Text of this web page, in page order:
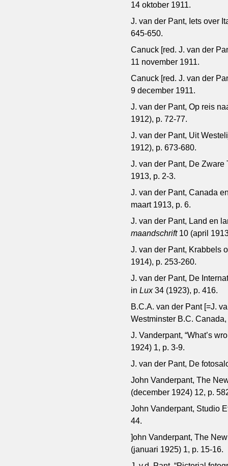
14 oktober 1911.
J. van der Pant, Iets over
645-650.
Canuck [red. J. van der
11 november 1911.
Canuck [red. J. van der
9 december 1911.
J. van der Pant, Op reis
1912), p. 72-77.
J. van der Pant, Uit
1912), p. 673-680.
J. van der Pant, De Zware
1913, p. 2-3.
J. van der Pant, Canada
maart 1913, p. 6.
J. van der Pant, Land en
maandschrift 10 (april
J. van der Pant, Krabbels
1914), p. 253-260.
J. van der Pant, De
inLux34 (1923), p. 416.
B.C.A. van der Pant [=J.
Westminster B.C.
J. Vanderpant, “What’s
1924) 1, p. 3-9.
J. van der Pant, De
John Vanderpant, The
(december 1924) 12, p.
John Vanderpant, Studio
44.
]ohn Vanderpant, The
(januari 1925) 1, p. 15-16.